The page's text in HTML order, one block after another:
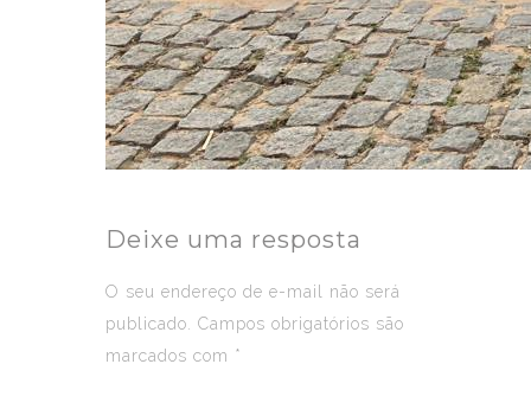
Deixe uma resposta
O seu endereço de e-mail não será
publicado.
Campos obrigatórios são
marcados com *